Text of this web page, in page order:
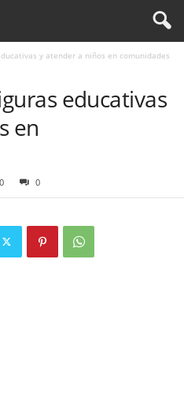
y atender a niños en comunidades
educativas
en
0